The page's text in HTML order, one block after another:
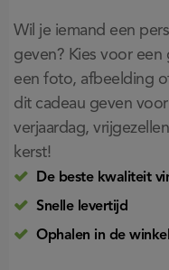
Wil je iemand een
geven? Kies voor een
een foto, afbeelding
dit cadeau geven
verjaardag,
kerst!
De beste kwaliteit
Snelle levertijd
Ophalen in de